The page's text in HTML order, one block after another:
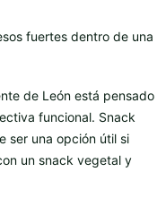
fuertes dentro de una
de León está pensado
funcional. Snack
ser una opción útil si
un snack vegetal y